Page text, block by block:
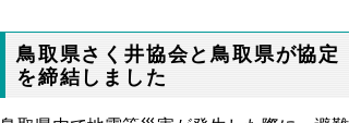
鳥取県さく井協会と鳥取県が協定
を締結しました